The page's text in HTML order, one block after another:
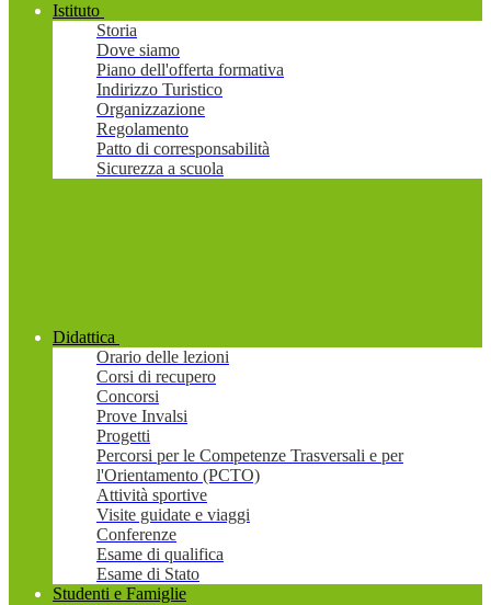
Istituto
Storia
Dove siamo
Piano dell'offerta formativa
Indirizzo Turistico
Organizzazione
Regolamento
Patto di corresponsabilità
Sicurezza a scuola
Didattica
Orario delle lezioni
Corsi di recupero
Concorsi
Prove Invalsi
Progetti
Percorsi per le Competenze Trasversali e per
l'Orientamento (PCTO)
Attività sportive
Visite guidate e viaggi
Conferenze
Esame di qualifica
Esame di Stato
Studenti e Famiglie